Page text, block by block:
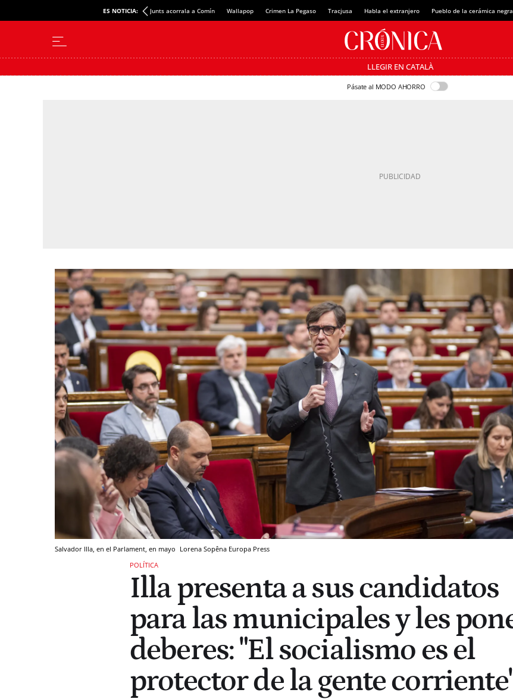
ES NOTICIA: Junts acorrala a Comín Wallapop Crimen La Pegaso Tracjusa Habla el extranjero Pueblo de la cerámica negra
LLEGIR EN CATALÀ
Pásate al MODO AHORRO
Salvador Illa, en el Parlament, en mayo Lorena Sopêna Europa Press
POLÍTICA
Illa presenta a sus candidatos
para las municipales y les
deberes: "El socialismo es el
protector de la gente